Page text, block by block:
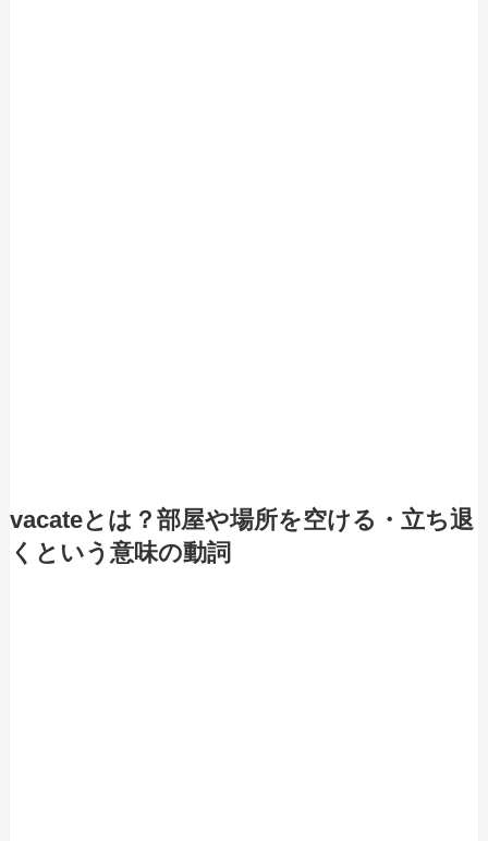
vacateとは？部屋や場所を空ける・立ち退
くという意味の動詞